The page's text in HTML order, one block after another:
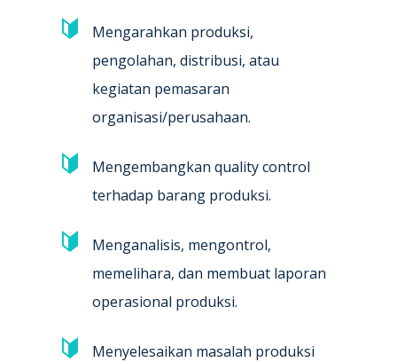
Mengarahkan produksi,
pengolahan, distribusi, atau
kegiatan pemasaran
organisasi/perusahaan.
Mengembangkan quality control
terhadap barang produksi.
Menganalisis, mengontrol,
memelihara, dan membuat laporan
operasional produksi.
Menyelesaikan masalah produksi